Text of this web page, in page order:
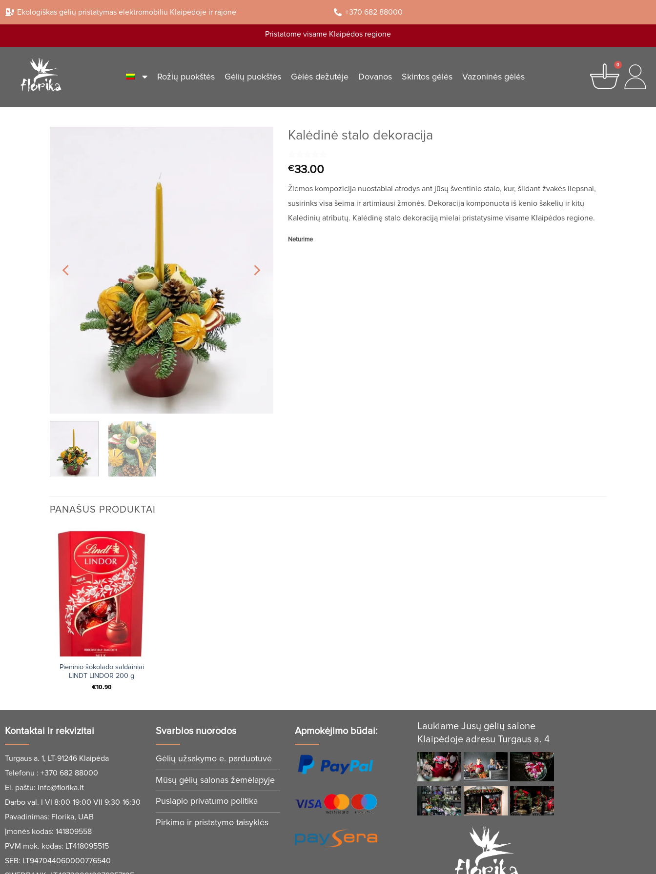
Ekologiškas gėlių pristatymas elektromobiliu Klaipėdoje ir rajone +370 682 88000
Pristatome visame Klaipėdos regione
Rožių puokštės Gėlių puokštės Gėlės dežutėje Dovanos Skintos gėlės Vazoninės gėlės
0
Kalėdinė stalo dekoracija
Įvertinimas:
5iš 5
įvertinimų:
1
€33.00
Žiemos kompozicija nuostabiai atrodys ant jūsų šventinio stalo, kur, šildant žvakės liepsnai,
susirinks visa šeima ir artimiausi žmonės. Dekoracija komponuota iš kenio šakelių ir kitų
Kalėdinių atributų. Kalėdinę stalo dekoraciją mielai pristatysime visame Klaipėdos regione.
Neturime
PANAŠŪS PRODUKTAI
+
Pieninio šokolado saldainiai
LINDT LINDOR 200 g
€10.90
Kontaktai ir rekvizitai
Turgaus a. 1, LT-91246 Klaipėda
Telefonu : +370 682 88000
El. paštu: info@florika.lt
Darbo val. I-VI 8:00-19:00 VII 9:30-16:30
Pavadinimas: Florika, UAB
Įmonės kodas: 141809558
PVM mok. kodas: LT418095515
SEB: LT947044060000776540
Svarbios nuorodos
Gėlių užsakymo e. parduotuvė
Mūsų gėlių salonas žemėlapyje
Puslapio privatumo politika
Pirkimo ir pristatymo taisyklės
Apmokėjimo būdai:
Laukiame Jūsų gėlių salone
Klaipėdoje adresu Turgaus a. 4